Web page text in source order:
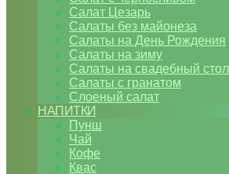
Салат Цезарь
Салаты без майонеза
Салаты на День Рождения
Салаты на зиму
Салаты на свадебный стол
Салаты с гранатом
Слоеный салат
НАПИТКИ
Пунш
Чай
Кофе
Квас